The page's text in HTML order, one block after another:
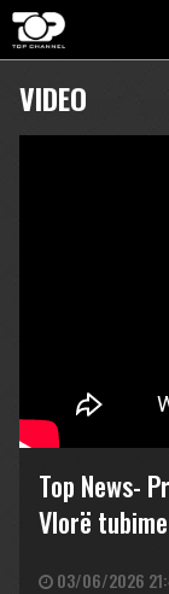
VIDEO
Top News-
Vlorë
03/06/2026